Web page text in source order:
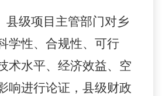
县级项目主管部门对乡
学性、合规性、可行
术水平、经济效益、空
响进行论证， 县级财政